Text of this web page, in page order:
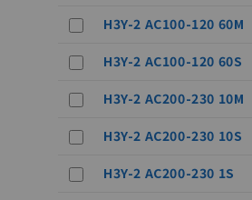
H3Y-2 AC100-120 60M
H3Y-2 AC100-120 60S
H3Y-2 AC200-230 10M
H3Y-2 AC200-230 10S
H3Y-2 AC200-230 1S
ご利用条件